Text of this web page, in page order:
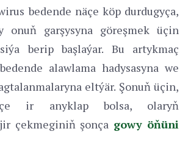
bedende näçe köp durdugyça,
onuň garşysyna göreşmek üçin
berip başlaýar. Bu artykmaç
alawlama hadysasyna we
eltýär. Şonuň üçin,
ir anyklap bolsa, olaryň
çekmeginiň şonça gowy öňüni